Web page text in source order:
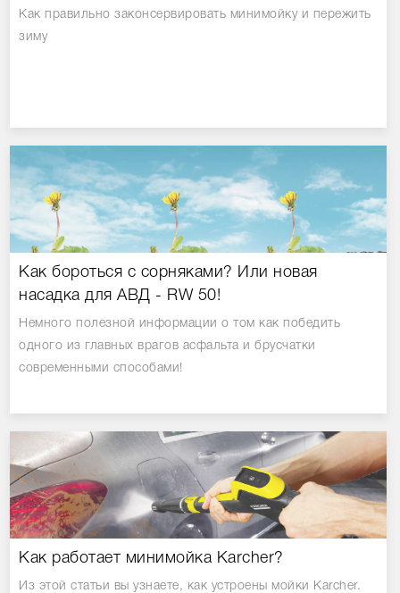
Как правильно законсервировать минимойку и пережить
зиму
Как бороться с сорняками? Или новая
насадка для АВД - RW 50!
Немного полезной информации о том как победить
одного из главных врагов асфальта и брусчатки
современными способами!
Как работает минимойка Karcher?
Из этой статьи вы узнаете, как устроены мойки Karcher.